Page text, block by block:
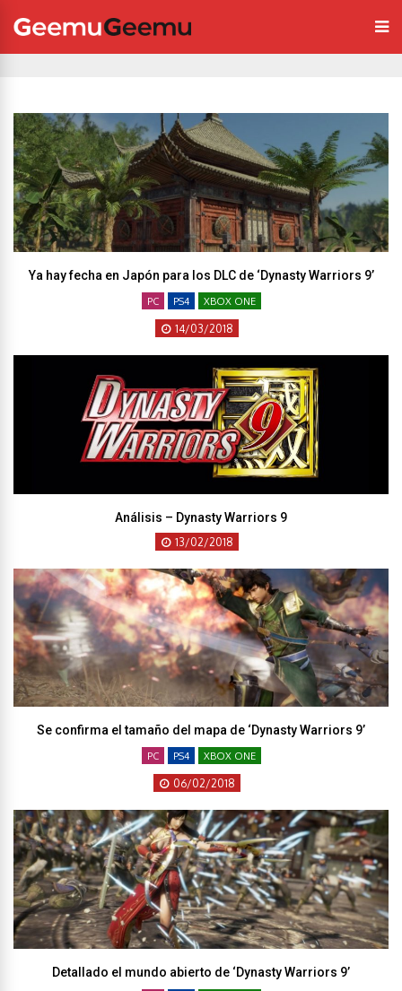
Ya hay fecha en Japón para los DLC de ‘Dynasty Warriors 9’
PC PS4 XBOX ONE
14/03/2018
Análisis – Dynasty Warriors 9
13/02/2018
Se confirma el tamaño del mapa de ‘Dynasty Warriors 9’
PC PS4 XBOX ONE
06/02/2018
Detallado el mundo abierto de ‘Dynasty Warriors 9’